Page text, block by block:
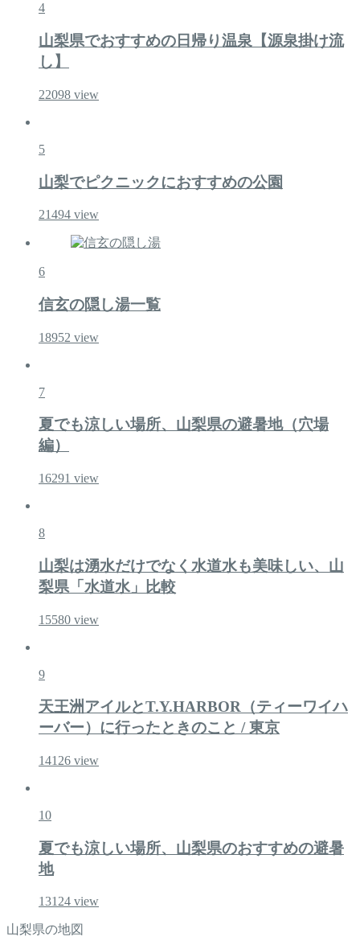
4
山梨県でおすすめの日帰り温泉【源泉掛け流
し】
22098 view
5
山梨でピクニックにおすすめの公園
21494 view
6
信玄の隠し湯一覧
18952 view
7
夏でも涼しい場所、山梨県の避暑地（穴場
編）
16291 view
8
山梨は湧水だけでなく水道水も美味しい、山
梨県「水道水」比較
15580 view
9
天王洲アイルとT.Y.HARBOR（ティーワイハ
ーバー）に行ったときのこと / 東京
14126 view
10
夏でも涼しい場所、山梨県のおすすめの避暑
地
13124 view
山梨県の地図